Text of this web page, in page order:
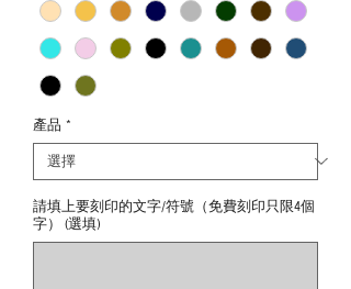
產品 *
請填上要刻印的文字/符號（免費刻印只限4個
字） (選填)